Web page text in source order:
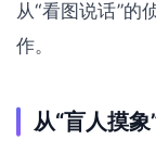
从“看图说话”的
作。
从“盲人摸象